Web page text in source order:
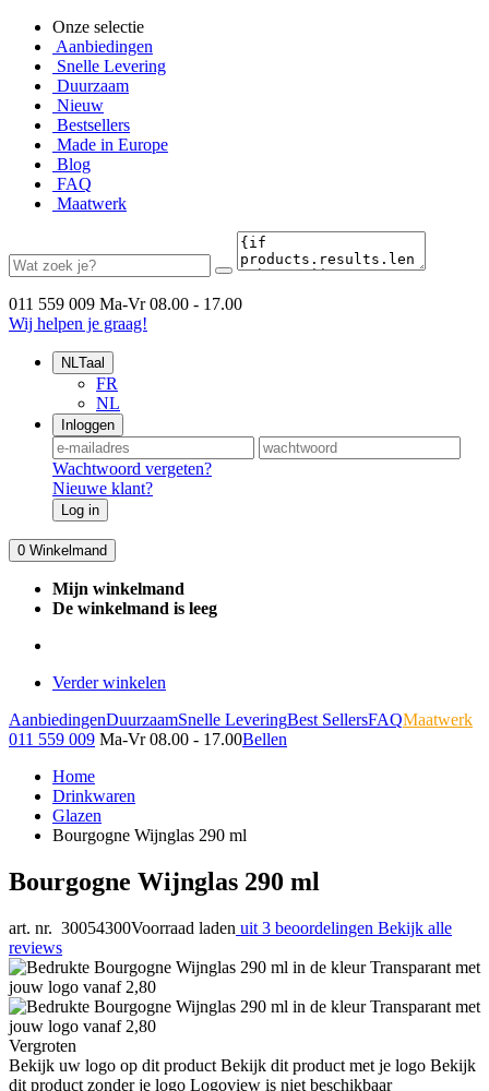
Onze selectie
Aanbiedingen
Snelle Levering
Duurzaam
Nieuw
Bestsellers
Made in Europe
Blog
FAQ
Maatwerk
011 559 009 Ma-Vr 08.00 - 17.00
Wij helpen je graag!
NLTaal
FR
NL
Inloggen
Wachtwoord vergeten?
Nieuwe klant?
Log in
0 Winkelmand
Mijn winkelmand
De winkelmand is leeg
Verder winkelen
AanbiedingenDuurzaamSnelle LeveringBest SellersFAQMaatwerk
011 559 009 Ma-Vr 08.00 - 17.00Bellen
Home
Drinkwaren
Glazen
Bourgogne Wijnglas 290 ml
Bourgogne Wijnglas 290 ml
art. nr. 30054300Voorraad laden uit 3 beoordelingen Bekijk alle
reviews
Vergroten
Bekijk uw logo op dit product Bekijk dit product met je logo Bekijk
dit product zonder je logo Logoview is niet beschikbaar